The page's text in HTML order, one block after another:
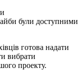
були доступними
готова надати
вибрати
проекту.